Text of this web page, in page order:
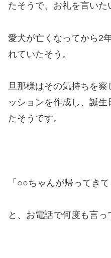
たそうで、お礼を言いた
愛犬が亡くなってから2
れていたそう。
旦那様はその気持ちを察
ッションを作成し、誕
たそうです。
「○○ちゃんが帰ってきて
と、お電話で何度も言っ